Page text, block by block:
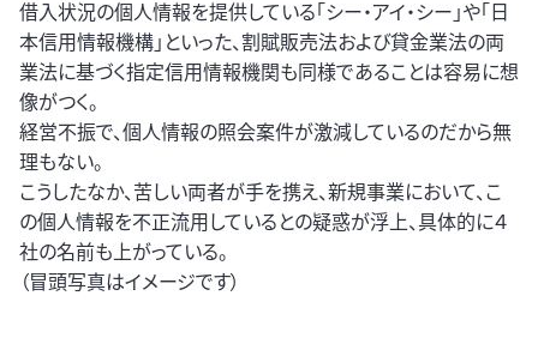
借入状況の個人情報を提供している「シー・アイ・シー」や「日
本信用情報機構」といった、割賦販売法および貸金業法の両
業法に基づく指定信用情報機関も同様であることは容易に想
像がつく。
経営不振で、個人情報の照会案件が激減しているのだから無
理もない。
こうしたなか、苦しい両者が手を携え、新規事業において、こ
の個人情報を不正流用しているとの疑惑が浮上、具体的に４
社の名前も上がっている。
（冒頭写真はイメージです）